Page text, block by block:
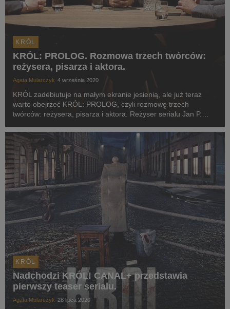
KRÓL
KRÓL: PROLOG. Rozmowa trzech twórców:
reżysera, pisarza i aktora.
Agata Mularczyk 4 września 2020
KRÓL zadebiutuje na małym ekranie jesienią, ale już teraz
warto obejrzeć KRÓL: PROLOG, czyli rozmowę trzech
twórców: reżysera, pisarza i aktora. Reżyser serialu Jan P.
odtwórca głównej roli Jakuba Szapiro – Michał Żuraws...
KRÓL
Nadchodzi KRÓL! CANAL+ przedstawia
pierwszy teaser serialu.
Agata Mularczyk 28 lipca 2020